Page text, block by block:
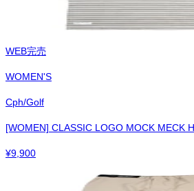
WEB完売
WOMEN'S
Cph/Golf
[WOMEN] CLASSIC LOGO MOCK MECK
¥9,900